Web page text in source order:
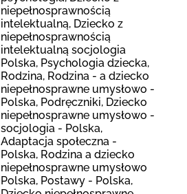
niepełnosprawnością
intelektualną, Dziecko z
niepełnosprawnością
intelektualną socjologia
Polska, Psychologia dziecka,
Rodzina, Rodzina - a dziecko
niepełnosprawne umysłowo -
Polska, Podręczniki, Dziecko
niepełnosprawne umysłowo -
socjologia - Polska,
Adaptacja społeczna -
Polska, Rodzina a dziecko
niepełnosprawne umysłowo
Polska, Postawy - Polska,